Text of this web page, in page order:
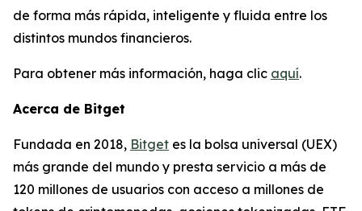
de forma más rápida, inteligente y fluida entre los
distintos mundos financieros.
Para obtener más información, haga clic aquí.
Acerca de Bitget
Fundada en 2018, Bitget es la bolsa universal (UEX)
más grande del mundo y presta servicio a más de
120 millones de usuarios con acceso a millones de